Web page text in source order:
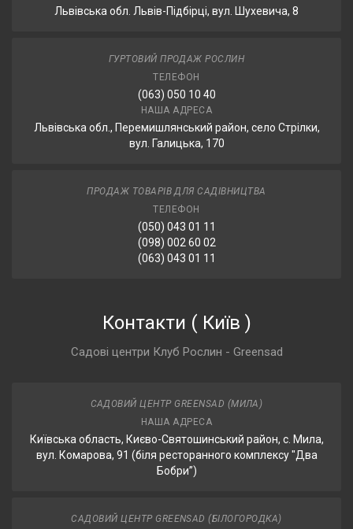
Львівська обл. Львів-Підбірці, вул. Шухевича, 8
ГУРТОВИЙ ПРОДАЖ РОСЛИН
ТЕЛЕФОН
(063) 050 10 40
НАША АДРЕСА
Львівська обл., Перемишлянський район, село Стрілки,
вул. Галицька, 170
ПРОДАЖ ТОВАРІВ ДЛЯ САДІВНИЦТВА
ТЕЛЕФОН
(050) 043 01 11
(098) 002 60 02
(063) 043 01 11
Контакти ( Київ )
Садові центри Клуб Рослин - Greensad
САДОВИЙ ЦЕНТР GREENSAD (МИЛА)
НАША АДРЕСА
Київська область, Києво-Святошинський район, с. Мила,
вул. Комарова, 91 (біля ресторанного комплексу "Два
Бобри”)
САДОВИЙ ЦЕНТР GREENSAD (БІЛОГОРОДКА)